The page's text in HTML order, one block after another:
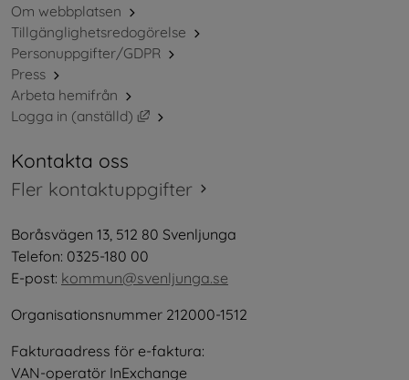
Om webbplatsen
Tillgänglighetsredogörelse
Personuppgifter/GDPR
Press
Arbeta hemifrån
Logga in (anställd)
Länk till annan webbplats, öppnas i nytt
Kontakta oss
Fler kontaktuppgifter
Boråsvägen 13, 512 80 Svenljunga
Telefon: 0325-180 00
E-post: kommun@svenljunga.se
Organisationsnummer 212000-1512
Fakturaadress för e-faktura:
VAN-operatör InExchange